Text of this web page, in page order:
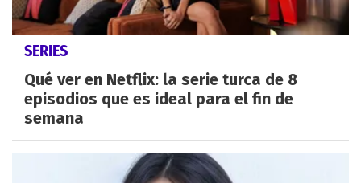
SERIES
Qué ver en Netflix: la serie turca de 8
episodios que es ideal para el fin de
semana